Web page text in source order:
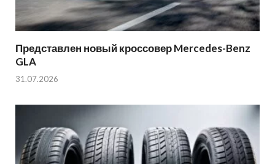
Представлен новый кроссовер Mercedes-Benz
GLA
31.07.2026